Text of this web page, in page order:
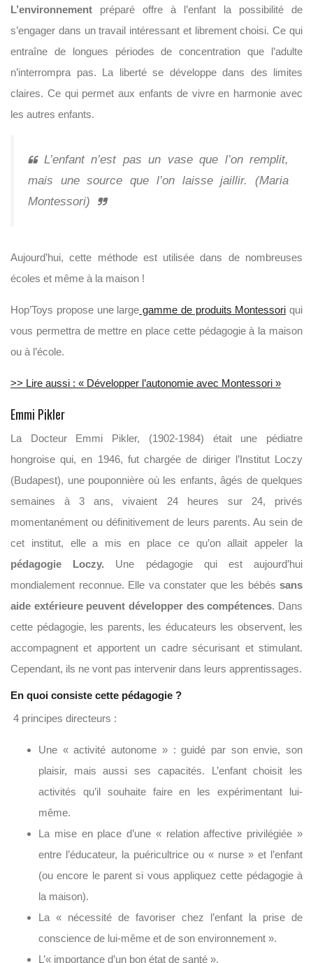
L’environnement préparé offre à l’enfant la possibilité de
s’engager dans un travail intéressant et librement choisi. Ce qui
entraîne de longues périodes de concentration que l’adulte
n’interrompra pas. La liberté se développe dans des limites
claires. Ce qui permet aux enfants de vivre en harmonie avec
les autres enfants.
L’enfant n’est pas un vase que l’on remplit,
mais une source que l’on laisse jaillir. (Maria
Montessori)
Aujourd’hui, cette méthode est utilisée dans de nombreuses
écoles et même à la maison !
Hop’Toys propose une large gamme de produits Montessori qui
vous permettra de mettre en place cette pédagogie à la maison
ou à l’école.
>> Lire aussi : « Développer l’autonomie avec Montessori »
Emmi Pikler
La Docteur Emmi Pikler, (1902-1984) était une pédiatre
hongroise qui, en 1946, fut chargée de diriger l’Institut Loczy
(Budapest), une pouponnière où les enfants, âgés de quelques
semaines à 3 ans, vivaient 24 heures sur 24, privés
momentanément ou définitivement de leurs parents. Au sein de
cet institut, elle a mis en place ce qu’on allait appeler la
pédagogie Loczy. Une pédagogie qui est aujourd’hui
mondialement reconnue. Elle va constater que les bébés sans
aide extérieure peuvent développer des compétences. Dans
cette pédagogie, les parents, les éducateurs les observent, les
accompagnent et apportent un cadre sécurisant et stimulant.
Cependant, ils ne vont pas intervenir dans leurs apprentissages.
En quoi consiste cette pédagogie ?
4 principes directeurs :
Une « activité autonome » : guidé par son envie, son
plaisir, mais aussi ses capacités. L’enfant choisit les
activités qu’il souhaite faire en les expérimentant lui-
même.
La mise en place d’une « relation affective privilégiée »
entre l’éducateur, la puéricultrice ou « nurse » et l’enfant
(ou encore le parent si vous appliquez cette pédagogie à
la maison).
La « nécessité de favoriser chez l’enfant la prise de
conscience de lui-même et de son environnement ».
L’« importance d’un bon état de santé ».